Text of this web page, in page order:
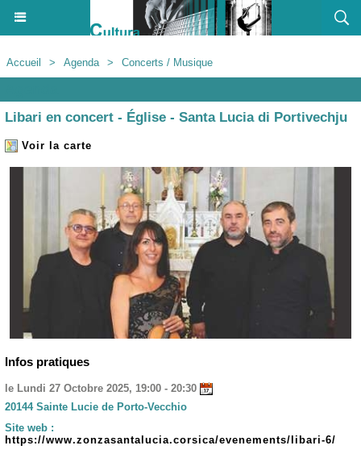
Accueil > Agenda > Concerts / Musique
Libari en concert - Église - Santa Lucia di Portivechju
Voir la carte
Infos pratiques
le Lundi 27 Octobre 2025, 19:00 - 20:30
20144 Sainte Lucie de Porto-Vecchio
Site web :
https://www.zonzasantalucia.corsica/evenements/libari-6/